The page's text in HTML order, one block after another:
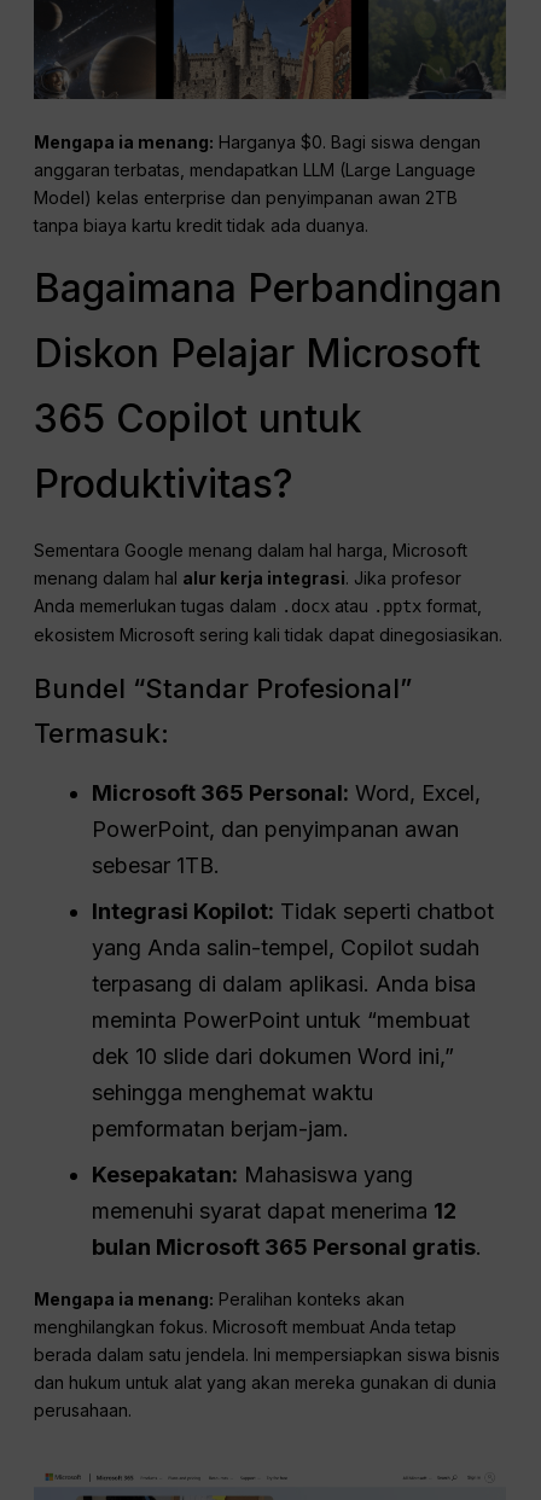
Mengapa ia menang: Harganya $0. Bagi siswa dengan
anggaran terbatas, mendapatkan LLM (Large Language
Model) kelas enterprise dan penyimpanan awan 2TB
tanpa biaya kartu kredit tidak ada duanya.
Bagaimana Perbandingan
Diskon Pelajar Microsoft
365 Copilot untuk
Produktivitas?
Sementara Google menang dalam hal harga, Microsoft
menang dalam hal alur kerja integrasi. Jika profesor
Anda memerlukan tugas dalam .docx atau .pptx format,
ekosistem Microsoft sering kali tidak dapat dinegosiasikan.
Bundel “Standar Profesional”
Termasuk:
Microsoft 365 Personal: Word, Excel,
PowerPoint, dan penyimpanan awan
sebesar 1TB.
Integrasi Kopilot: Tidak seperti chatbot
yang Anda salin-tempel, Copilot sudah
terpasang di dalam aplikasi. Anda bisa
meminta PowerPoint untuk “membuat
dek 10 slide dari dokumen Word ini,”
sehingga menghemat waktu
pemformatan berjam-jam.
Kesepakatan: Mahasiswa yang
memenuhi syarat dapat menerima 12
bulan Microsoft 365 Personal gratis.
Mengapa ia menang: Peralihan konteks akan
menghilangkan fokus. Microsoft membuat Anda tetap
berada dalam satu jendela. Ini mempersiapkan siswa bisnis
dan hukum untuk alat yang akan mereka gunakan di dunia
perusahaan.